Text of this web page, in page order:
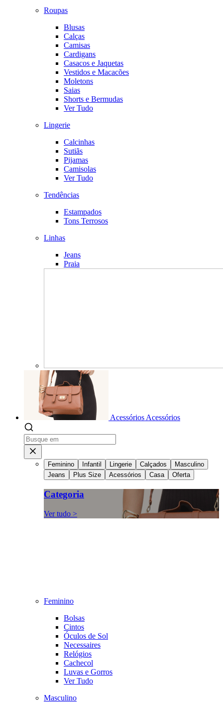
Roupas
Blusas
Calças
Camisas
Cardigans
Casacos e Jaquetas
Vestidos e Macacões
Moletons
Saias
Shorts e Bermudas
Ver Tudo
Lingerie
Calcinhas
Sutiãs
Pijamas
Camisolas
Ver Tudo
Tendências
Estampados
Tons Terrosos
Linhas
Jeans
Praia
Acessórios Acessórios
Feminino Infantil Lingerie Calçados
Masculino
Jeans
Plus Size Acessórios Casa Oferta
Categoria
Ver tudo >
Feminino
Bolsas
Cintos
Óculos de Sol
Necessaires
Relógios
Cachecol
Luvas e Gorros
Ver Tudo
Masculino